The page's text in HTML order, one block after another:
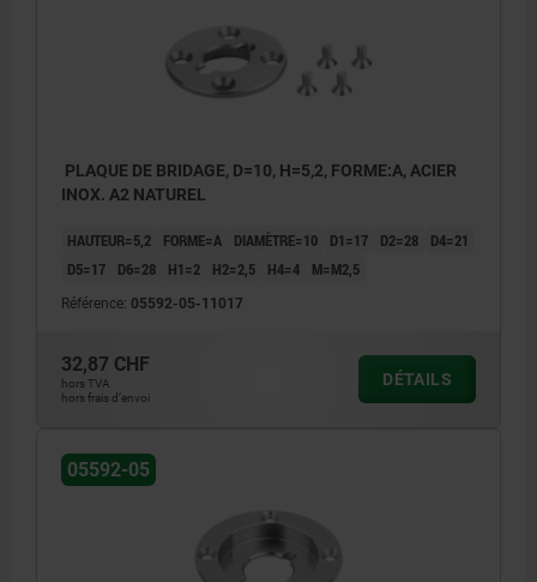
2) Option de montage 2
PLAQUE DE BRIDAGE, D=10, H=5,2, FORME:A, ACIER
INOX. A2 NATUREL
HAUTEUR=5,2 FORME=A DIAMÈTRE=10 D1=17 D2=28
D4=21
D5=17
D6=28 H1=2 H2=2,5 H4=4 M=M2,5
Référence: 05592-05-11017
32,87 CHF
hors TVA
hors frais d’envoi
DÉTAILS
05592-05